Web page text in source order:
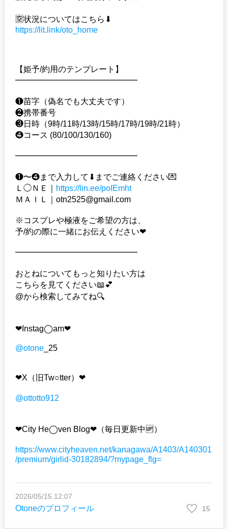
🈳状況についてはこちら⬇︎
https://lit.link/oto_home
【姫予/約用のテンプレート】
━━━━━━━━━━━━━━━
❶苗字（偽名でも大丈夫です）
❷携帯番号
❸日時（9時/11時/13時/15時/17時/19時/21時）
❹コース (80/100/130/160)
━━━━━━━━━━━━━━━
❶〜❹まで入力して⬇︎までご連絡ください💌
Ｌ◯ＮＥ｜ https://lin.ee/poIEmht
ＭＡＩＬ｜otn2525@gmail.com
※コスプレや極液をご希望の方は、
予/約の際に一緒にお伝えください❤︎
━━━━━━━━━━━━━━━
おとねについてもっと知りたい方は
こちらを見てください📖💕
@から検索してみてね🔍
❤︎Instag◯am❤︎
@otone _25
❤︎X（旧Tw○tter）❤︎
@ottotto912
❤︎City He◯ven Blog❤︎（毎日更新中🆙）
https://www.cityheaven.net/kanagawa/A1403/A140301
/premium/girlid-30182894/?mypage_flg=
15
2026/05/15 12:07
Otoneのプロフィール